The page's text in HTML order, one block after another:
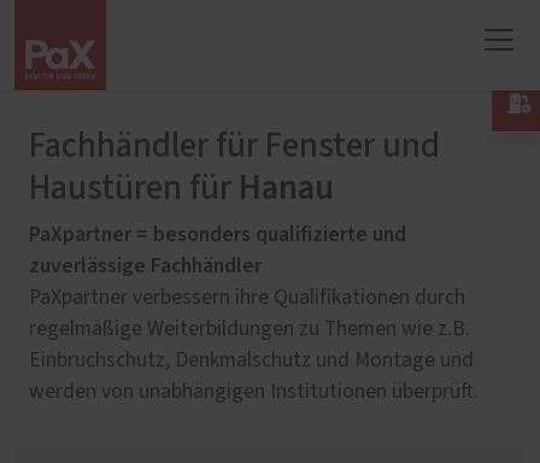
Fachhändler für Fenster und
Haustüren für Hanau
PaXpartner = besonders qualifizierte und
zuverlässige Fachhändler
PaXpartner verbessern ihre Qualifikationen durch
regelmäßige Weiterbildungen zu Themen wie z.B.
Einbruchschutz, Denkmalschutz und Montage und
werden von unabhängigen Institutionen überprüft.
